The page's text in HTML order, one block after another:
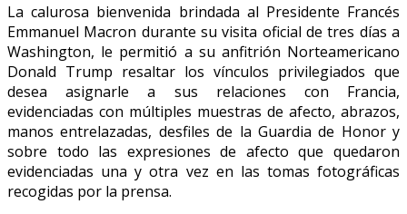
La calurosa bienvenida brindada al Presidente Francés
Emmanuel Macron durante su visita oficial de tres días a
Washington, le permitió a su anfitrión Norteamericano
Donald Trump resaltar los vínculos privilegiados que
desea asignarle a sus relaciones con Francia,
evidenciadas con múltiples muestras de afecto, abrazos,
manos entrelazadas, desfiles de la Guardia de Honor y
sobre todo las expresiones de afecto que quedaron
evidenciadas una y otra vez en las tomas fotográficas
recogidas por la prensa.